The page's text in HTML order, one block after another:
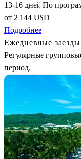
13-16 дней По
от 2 144 USD
Подробнее
Ежедневные заезды
Регулярные
период.